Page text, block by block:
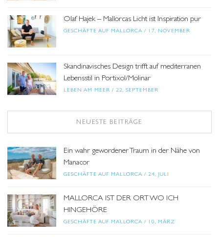
Olaf Hajek – Mallorcas Licht ist Inspiration pur
GESCHÄFTE AUF MALLORCA / 17, NOVEMBER
Skandinavisches Design trifft auf mediterranen
Lebensstil in Portixol/Molinar
LEBEN AM MEER / 22, SEPTEMBER
NEUESTE BEITRÄGE
Ein wahr gewordener Traum in der Nähe von
Manacor
GESCHÄFTE AUF MALLORCA / 24, JULI
MALLORCA IST DER ORT WO ICH
HINGEHÖRE
GESCHÄFTE AUF MALLORCA / 10, MÄRZ